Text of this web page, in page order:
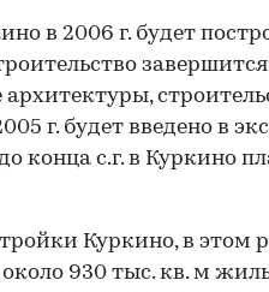
в 2006 г. будет
завершится
г. будет введено в
конца с.г. в Куркино
Куркино, в этом
930 тыс. кв. м